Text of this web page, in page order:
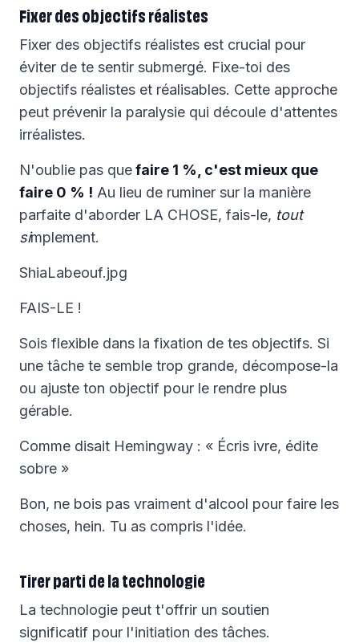
Fixer des objectifs réalistes
Fixer des objectifs réalistes est crucial pour
éviter de te sentir submergé. Fixe-toi des
objectifs réalistes et réalisables. Cette approche
peut prévenir la paralysie qui découle d'attentes
irréalistes.
N'oublie pas quefaire 1 %, c'est mieux que
faire 0 % ! Au lieu de ruminer sur la manière
parfaite d'aborder LA CHOSE, fais-le, tout
simplement.
ShiaLabeouf.jpg
FAIS-LE !
Sois flexible dans la fixation de tes objectifs. Si
une tâche te semble trop grande, décompose-la
ou ajuste ton objectif pour le rendre plus
gérable.
Comme disait Hemingway : « Écris ivre, édite
sobre »
Bon, ne bois pas vraiment d'alcool pour faire les
choses, hein. Tu as compris l'idée.
Tirer parti de la technologie
La technologie peut t'offrir un soutien
significatif pour l'initiation des tâches.